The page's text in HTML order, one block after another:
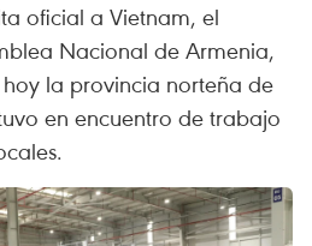
oficial a Vietnam, el
Nacional de Armenia,
la provincia norteña de
en encuentro de trabajo